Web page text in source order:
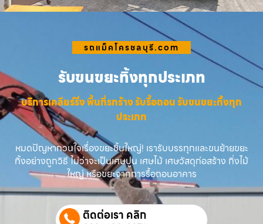
รถแม็คโครชลบุรี.com
รับขนขยะทิ้งทุกประเภท
บริการเคลียร์ริ่ง พื้นที่รกร้าง รับรื้อถอน รับขนขยะทิ้งทุก
ประเภท
หมดปัญหากวนใจเรื่องขยะชิ้นใหญ่! เรารับบรรทุกและขนย้ายขยะ
ทิ้งอย่างถูกวิธี ไม่ว่าจะเป็นเศษปูน เศษไม้ เศษวัสดุก่อสร้าง กิ่งไม้
ใหญ่ หรือขยะจากการรื้อถอนอาคาร
ติดต่อเรา คลิก